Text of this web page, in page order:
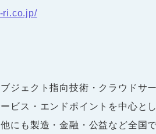
ri.co.jp/
ジェクト指向技術・クラウドサ
ビス・エンドポイントを中心と
にも製造・金融・公益など全国